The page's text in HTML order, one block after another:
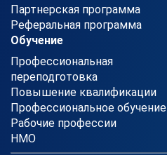
Партнерская программа
Реферальная программа
Обучение
Профессиональная
переподготовка
Повышение квалификации
Профессиональное обучение
Рабочие профессии
НМО